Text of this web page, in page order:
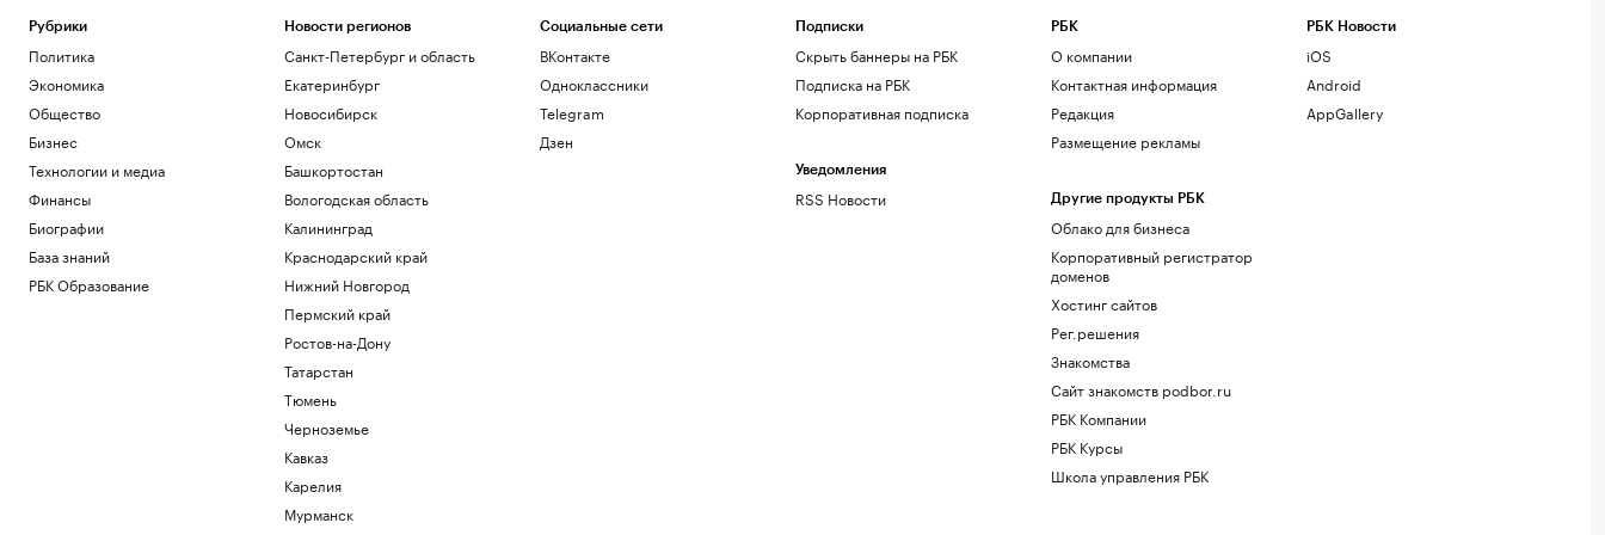
Рубрики
Политика
Экономика
Общество
Бизнес
Технологии и медиа
Финансы
Биографии
База знаний
РБК Образование
Новости регионов
Санкт-Петербург и область
Екатеринбург
Новосибирск
Омск
Башкортостан
Вологодская область
Калининград
Краснодарский край
Нижний Новгород
Пермский край
Ростов-на-Дону
Татарстан
Тюмень
Черноземье
Кавказ
Карелия
Мурманск
Социальные сети
ВКонтакте
Одноклассники
Telegram
Дзен
Подписки
Скрыть баннеры на РБК
Подписка на РБК
Корпоративная подписка
Уведомления
RSS Новости
РБК
О компании
Контактная информация
Редакция
Размещение рекламы
Другие продукты РБК
Облако для бизнеса
Корпоративный регистратор
доменов
Хостинг сайтов
Рег.решения
Знакомства
Сайт знакомств podbor.ru
РБК Компании
РБК Курсы
Школа управления РБК
РБК Новости
iOS
Android
AppGallery